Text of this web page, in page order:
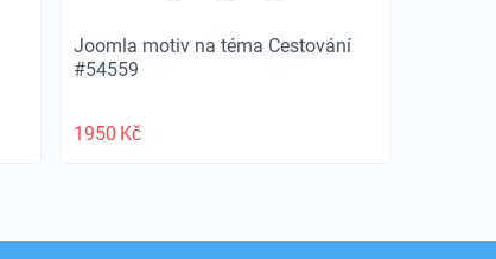
Joomla motiv na téma Cestování
#54559
1950 Kč